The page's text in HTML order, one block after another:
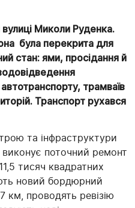
Миколи Руденка.
була перекрита для
стан: ями, просідання й
трамваїв
Транспорт рухався
та інфраструктури
виконує поточний ремонт
тисяч квадратних
новий бордюрний
км, проводять ревізію